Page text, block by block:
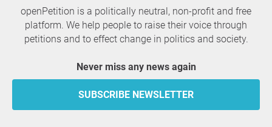
openPetition is a politically neutral, non-profit and free
platform. We help people to raise their voice through
petitions and to effect change in politics and society.
Never miss any news again
SUBSCRIBE NEWSLETTER